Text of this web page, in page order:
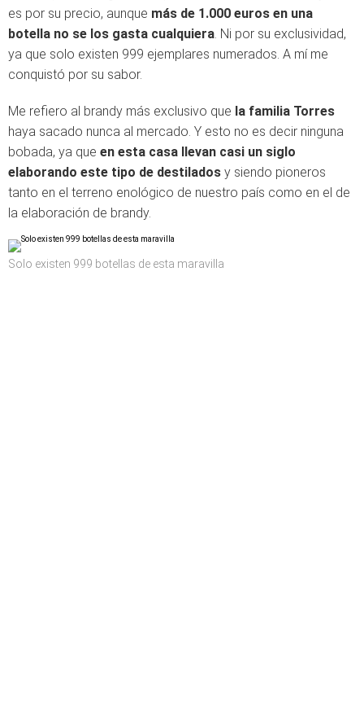
es por su precio, aunque más de 1.000 euros en una
botella no se los gasta cualquiera. Ni por su exclusividad,
ya que solo existen 999 ejemplares numerados. A mí me
conquistó por su sabor.
Me refiero al brandy más exclusivo que la familia Torres
haya sacado nunca al mercado. Y esto no es decir ninguna
bobada, ya que en esta casa llevan casi un siglo
elaborando este tipo de destilados y siendo pioneros
tanto en el terreno enológico de nuestro país como en el de
la elaboración de brandy.
Solo existen 999 botellas de esta maravilla